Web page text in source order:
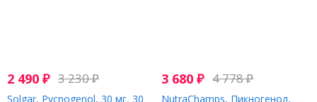
2 490 ₽ 3 230₽
Solgar, Pycnogenol, 30 мг, 30
3 680₽ 4 778₽
NutraChamps, Пикногенол,